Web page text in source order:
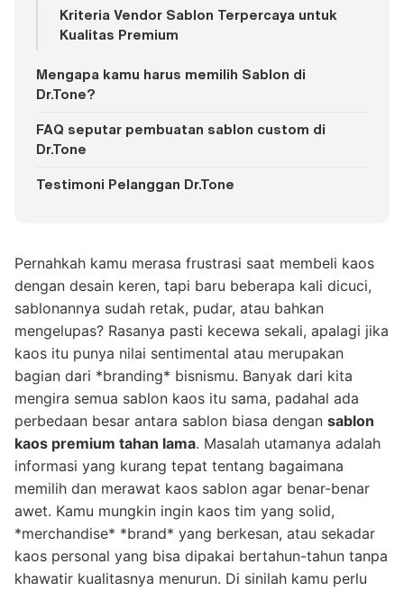
Kriteria Vendor Sablon Terpercaya untuk
Kualitas Premium
Mengapa kamu harus memilih Sablon di
Dr.Tone?
FAQ seputar pembuatan sablon custom di
Dr.Tone
Testimoni Pelanggan Dr.Tone
Pernahkah kamu merasa frustrasi saat membeli kaos
dengan desain keren, tapi baru beberapa kali dicuci,
sablonannya sudah retak, pudar, atau bahkan
mengelupas? Rasanya pasti kecewa sekali, apalagi jika
kaos itu punya nilai sentimental atau merupakan
bagian dari *branding* bisnismu. Banyak dari kita
mengira semua sablon kaos itu sama, padahal ada
perbedaan besar antara sablon biasa dengan sablon
kaos premium tahan lama. Masalah utamanya adalah
informasi yang kurang tepat tentang bagaimana
memilih dan merawat kaos sablon agar benar-benar
awet. Kamu mungkin ingin kaos tim yang solid,
*merchandise* *brand* yang berkesan, atau sekadar
kaos personal yang bisa dipakai bertahun-tahun tanpa
khawatir kualitasnya menurun. Di sinilah kamu perlu